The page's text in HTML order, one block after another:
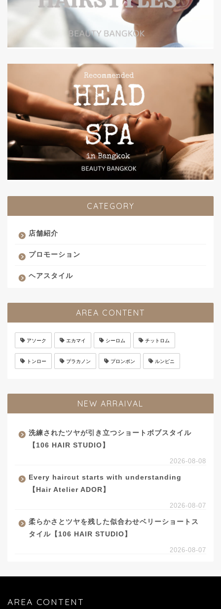
CATEGORY
店舗紹介
プロモーション
ヘアスタイル
AREA CONTENT
アソーク エカマイ シーロム チットロム
トンロー プラカノン プロンポン ルンピニ
NEW ARRAIVAL
洗練されたツヤが引き立つショートボブスタイル
【106 HAIR STUDIO】
2026-08-08
Every haircut starts with understanding
【Hair Atelier ADOR】
2026-08-07
柔らかさとツヤを残した似合わせベリーショートス
タイル【106 HAIR STUDIO】
2026-08-07
AREA CONTENT